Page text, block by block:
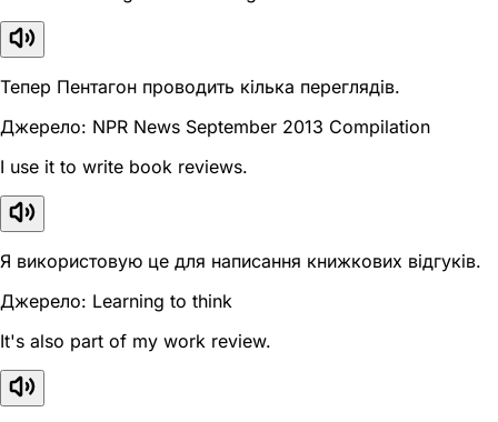
Тепер Пентагон проводить кілька переглядів.
Джерело: NPR News September 2013 Compilation
I use it to write book reviews.
Я використовую це для написання книжкових відгуків.
Джерело: Learning to think
It's also part of my work review.